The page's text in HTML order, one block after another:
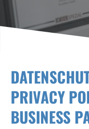
PRIVACY
BUSINESS